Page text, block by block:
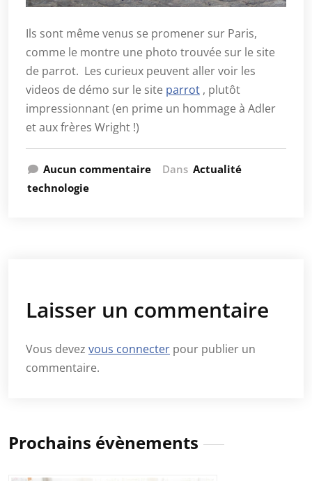
Ils sont même venus se promener sur Paris,
comme le montre une photo trouvée sur le site
de parrot. Les curieux peuvent aller voir les
videos de démo sur le site parrot , plutôt
impressionnant (en prime un hommage à Adler
et aux frères Wright !)
Aucun commentaire Dans Actualité
technologie
Laisser un commentaire
Vous devez vous connecter pour publier un
commentaire.
Prochains évènements